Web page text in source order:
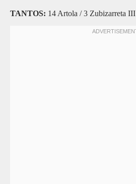
TANTOS: 14 Artola / 3 Zubizarreta III